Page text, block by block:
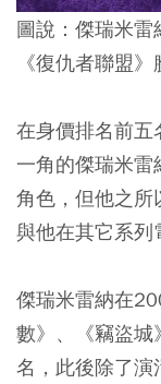
圖說：傑瑞米雷
《復仇者聯盟》
在身價排名前五
一角的傑瑞米
角色，但他之所
與他在其它系列
傑瑞米雷納在
數》、《竊盜城
名，此後除了演